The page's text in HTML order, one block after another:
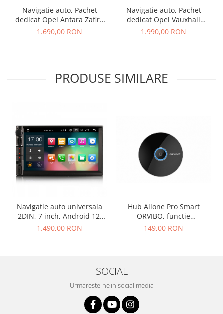
Navigatie auto, Pachet
dedicat Opel Antara Zafira
Combo, 7 Inch, Android
1.690,00 RON
Navigatie auto, Pachet
dedicat Opel Vauxhall
Vivaro Astra Corsa Zafira ,8
1.990,00 RON
PRODUSE SIMILARE
Navigatie auto universala
2DIN, 7 inch, Android 12,
Octa Core
1.490,00 RON
Hub Allone Pro Smart
ORVIBO, functie
telecomanda universala,
149,00 RON
SOCIAL
Urmareste-ne in social media